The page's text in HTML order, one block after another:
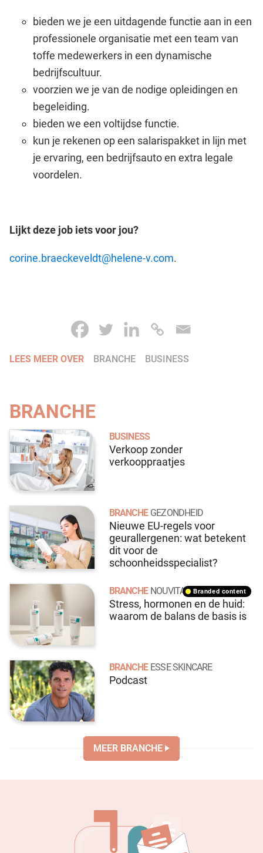
bieden we je een uitdagende functie aan in een
professionele organisatie met een team van
toffe medewerkers in een dynamische
bedrijfscultuur.
voorzien we je van de nodige opleidingen en
begeleiding.
bieden we een voltijdse functie.
kun je rekenen op een salarispakket in lijn met
je ervaring, een bedrijfsauto en extra legale
voordelen.
Lijkt deze job iets voor jou?
corine.braeckeveldt@helene-v.com.
LEES MEER OVER BRANCHE BUSINESS
BRANCHE
BUSINESS
Verkoop zonder
verkooppraatjes
BRANCHE GEZONDHEID
Nieuwe EU-regels voor
geurallergenen: wat betekent
dit voor de
schoonheidsspecialist?
branded content
BRANCHE NOUVITAL
Stress, hormonen en de huid:
waarom de balans de basis is
BRANCHE ESSE SKINCARE
Podcast
MEER BRANCHE